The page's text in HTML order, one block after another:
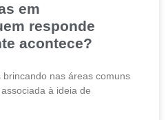
em
responde
acontece?
nas áreas comuns
à ideia de